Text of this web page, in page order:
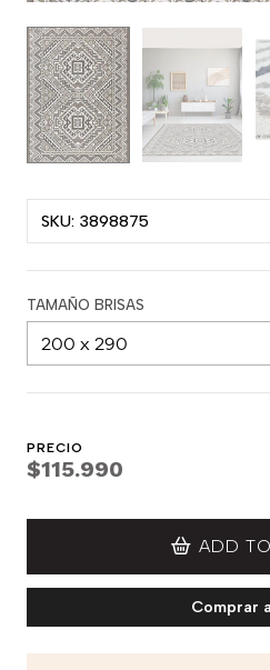
SKU: 3898875
TAMAÑO BRISAS
PRECIO
$115.990
ADD
Comprar